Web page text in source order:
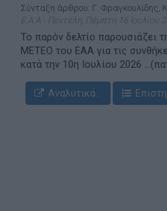
Σύνταξη άρθρου: Γ. Φραγκουλίδης,
Ε.Α.Α - Πεντέλη, Πέμπτη 16 Ιουλίου
Το παρόν δελτίο παρουσιάζει
ΜΕΤΕΟ του ΕΑΑ για τις
κατά την 10η Ιουλίου 2026
Αναλυτικά...